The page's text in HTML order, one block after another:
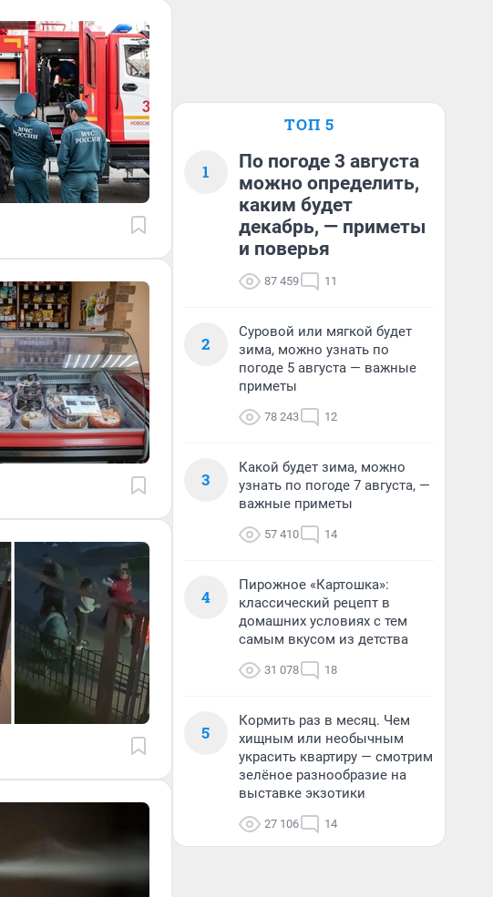
ТОП 5
1
По погоде 3 августа
можно определить,
каким будет
декабрь, — приметы
и поверья
87 459 11
2
Суровой или мягкой будет
зима, можно узнать по
погоде 5 августа — важные
приметы
78 243 12
3
Какой будет зима, можно
узнать по погоде 7 августа, —
важные приметы
57 410 14
4
Пирожное «Картошка»:
классический рецепт в
домашних условиях с тем
самым вкусом из детства
31 078 18
5
Кормить раз в месяц. Чем
хищным или необычным
украсить квартиру — смотрим
зелёное разнообразие на
выставке экзотики
27 106 14